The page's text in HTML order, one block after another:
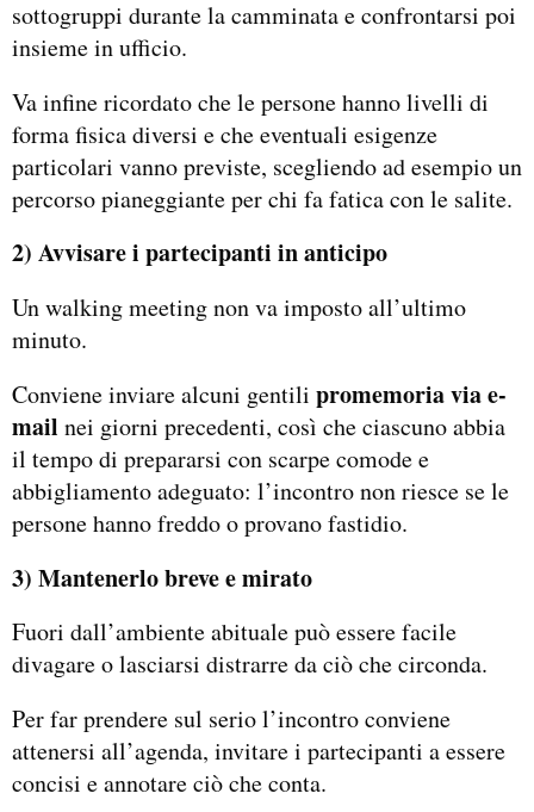
sottogruppi durante la camminata e confrontarsi poi
insieme in ufficio.
Va infine ricordato che le persone hanno livelli di
forma fisica diversi e che eventuali esigenze
particolari vanno previste, scegliendo ad esempio un
percorso pianeggiante per chi fa fatica con le salite.
2) Avvisare i partecipanti in anticipo
Un walking meeting non va imposto all’ultimo
minuto.
Conviene inviare alcuni gentili promemoria via e-
mail nei giorni precedenti, così che ciascuno abbia
il tempo di prepararsi con scarpe comode e
abbigliamento adeguato: l’incontro non riesce se le
persone hanno freddo o provano fastidio.
3) Mantenerlo breve e mirato
Fuori dall’ambiente abituale può essere facile
divagare o lasciarsi distrarre da ciò che circonda.
Per far prendere sul serio l’incontro conviene
attenersi all’agenda, invitare i partecipanti a essere
concisi e annotare ciò che conta.